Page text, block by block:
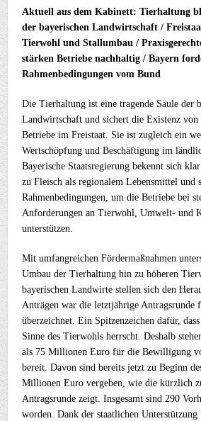
Aktuell aus dem Kabinett: Tierhaltung
der bayerischen Landwirtschaft /
Tierwohl und Stallumbau /
stärken Betriebe nachhaltig / Bayern
Rahmenbedingungen vom Bund
Die Tierhaltung ist eine tragende Säule der
Landwirtschaft und sichert die Existenz
Betriebe im Freistaat. Sie ist zugleich ein
Wertschöpfung und Beschäftigung im
Bayerische Staatsregierung bekennt sich
zu Fleisch als regionalem Lebensmittel und
Rahmenbedingungen, um die Betriebe bei
Anforderungen an Tierwohl, Umwelt- und
unterstützen.
Mit umfangreichen Fördermaßnahmen
Umbau der Tierhaltung hin zu höheren
bayerischen Landwirte stellen sich den
Anträgen war die letztjährige Antragsrunde
überzeichnet. Ein Spitzenzeichen dafür,
Sinne des Tierwohls herrscht. Deshalb
als 75 Millionen Euro für die Bewilligung
bereit. Davon sind bereits jetzt zu Beginn
Millionen Euro vergeben, wie die kürzlich
Antragsrunde zeigt. Insgesamt sind 290
worden. Dank der staatlichen Unterstützung